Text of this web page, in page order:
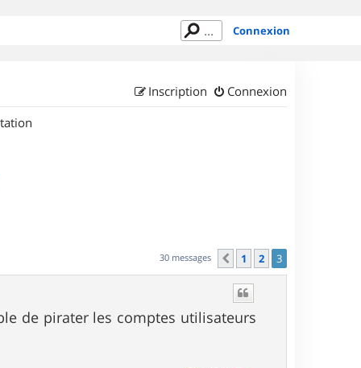
Connexion
Connexion
Inscription
30 messages Précédent
1 2 3
de pirater les comptes utilisateurs